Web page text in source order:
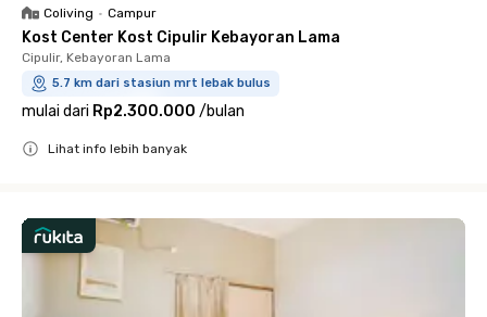
Coliving • Campur
Kost Center Kost Cipulir Kebayoran Lama
Cipulir, Kebayoran Lama
5.7 km dari stasiun mrt lebak bulus
mulai dari Rp2.300.000 /bulan
Lihat info lebih banyak